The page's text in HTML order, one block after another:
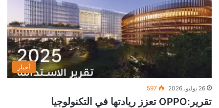
أخبار
26 يوليو، 2026 597
تقرير:OPPO تعزز ريادتها في التكنولوجيا